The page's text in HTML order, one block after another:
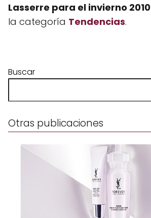
Lasserre para el invierno 2010
la categoría Tendencias.
Buscar
Otras publicaciones